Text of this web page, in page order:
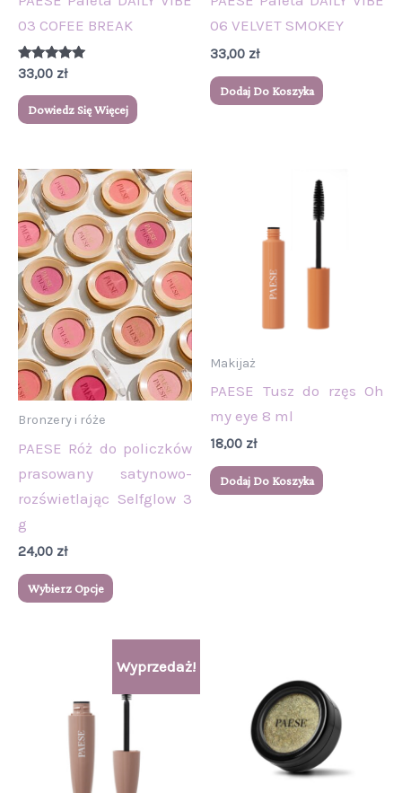
03 COFEE BREAK
Oceniono
5.00
na 5
33,00 zł
Dowiedz Się Więcej
06 VELVET SMOKEY
33,00 zł
Dodaj Do Koszyka
Bronzery i róże
PAESE Róż do policzków
prasowany satynowo-
rozświetlając Selfglow 3
g
24,00 zł
Wybierz Opcje
Ten
produkt
ma
wiele
wariantów.
Opcje
można
wybrać
na
stronie
Makijaż
PAESE Tusz do rzęs Oh
my eye 8 ml
18,00 zł
Dodaj Do Koszyka
Wyprzedaż!
49,00 zł.
cena
44,00 zł.